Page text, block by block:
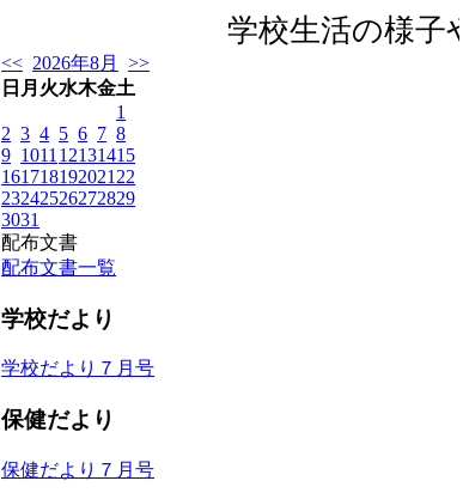
学校生活の様子
<< 2026年8月
>>
日 月 火水木金土
1
2 3 4 5 6 7 8
9 1011 12131415
161718192021 22
23242526272829
3031
配布文書
配布文書一覧
学校だより
学校だより７月号
保健だより
保健だより７月号